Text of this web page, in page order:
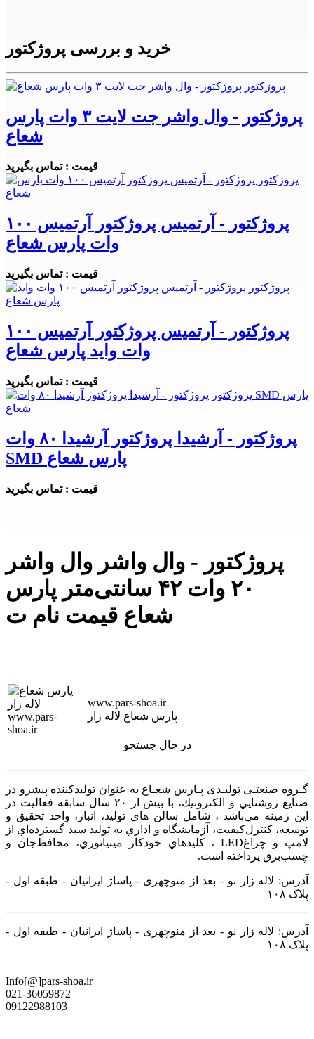
خرید و بررسی پروژکتور
پروژکتور - وال واشر جت لایت ۳ وات پارس
شعاع
قیمت : تماس بگیرید
پروژکتور - آرتمیس پروژکتور آرتمیس ۱۰۰
وات پارس شعاع
قیمت : تماس بگیرید
پروژکتور - آرتمیس پروژکتور آرتمیس ۱۰۰
وات واید پارس شعاع
قیمت : تماس بگیرید
پروژکتور - آرشیدا پروژکتور آرشیدا ۸۰ وات
SMD پارس شعاع
قیمت : تماس بگیرید
پروژکتور - وال واشر وال واشر
۲۰ وات ۴۲ سانتی‌متر پارس
شعاع قیمت نام ت
www.pars-shoa.ir
پارس شعاع لاله زار
در حال جستجو
گـروه صنعتـی تولیـدی پـارس شعـاع به عنوان توليدكننده پيشرو در
صنايع روشنايي و الكترونيك، با بيش از ۲۰ سال سابقه فعاليت در
اين زمينه‌ مي‌باشد ، شامل سالن هاي توليد، انبار، واحد تحقيق و
توسعه، كنترل‌كيفيت، آزمايشگاه و اداري به توليد سبد گسترده‌اي از
لامپ و چراغ‌LED ، كليدهاي خودكار مينياتوري، محافظ‌جان و
چسب‌برق پرداخته است.
آدرس: لاله زار نو - بعد از منوچهری - پاساژ ایرانیان - طبقه اول -
پلاک ۱۰۸
آدرس: لاله زار نو - بعد از منوچهری - پاساژ ایرانیان - طبقه اول -
پلاک ۱۰۸
Info[@]pars-shoa.ir
021-36059872
09122988103